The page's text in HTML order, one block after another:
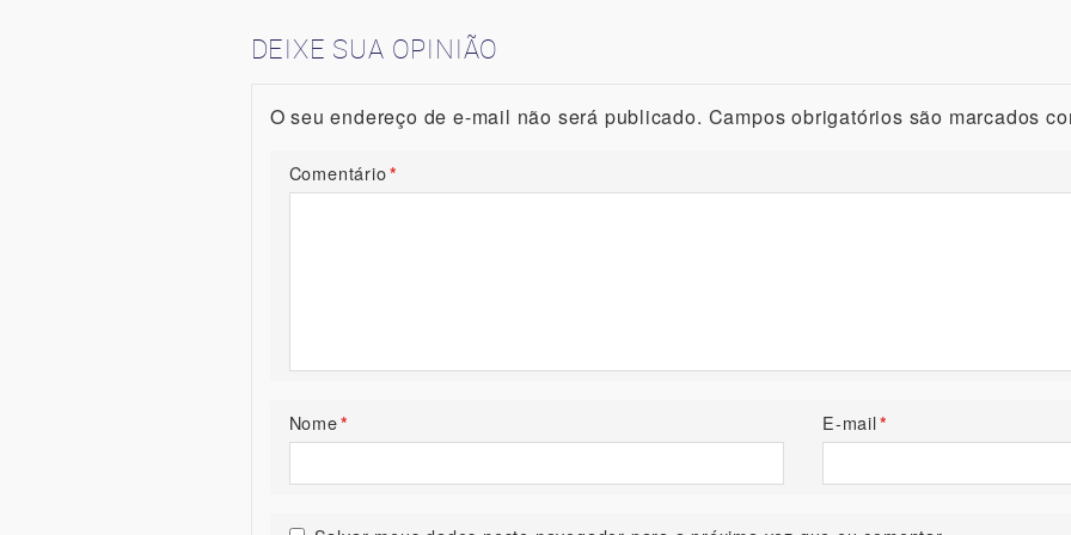
DEIXE SUA OPINIÃO
O seu endereço de e-mail não será publicado. Campos obrigatórios são marcados
Comentário*
Nome* E-mail*